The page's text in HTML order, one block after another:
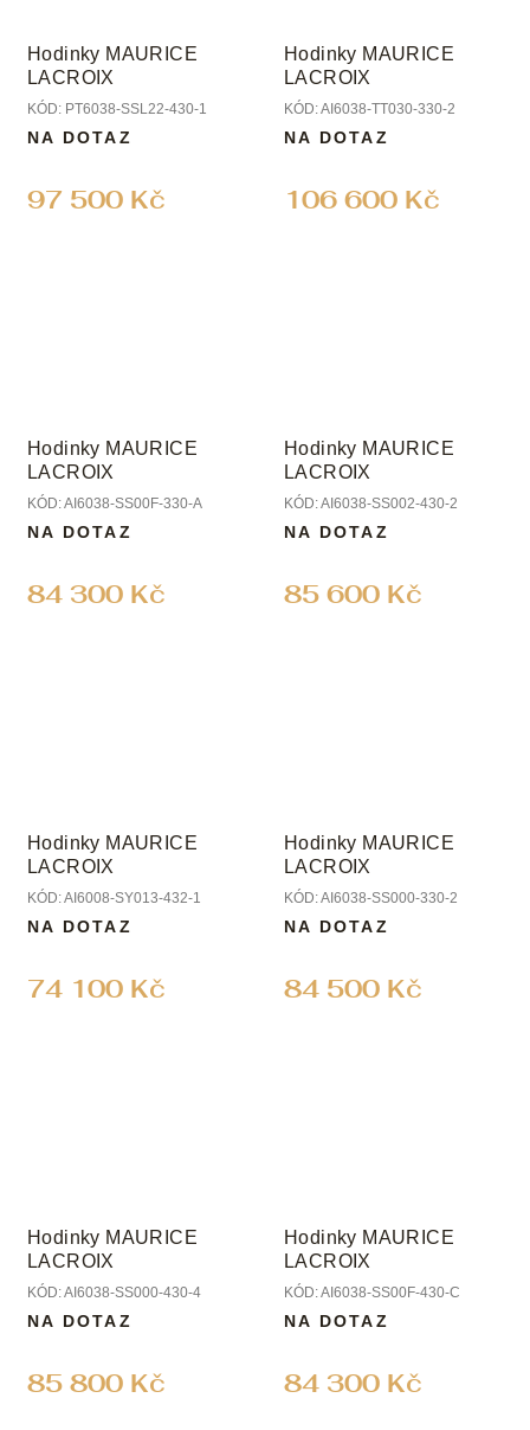
Hodinky MAURICE
LACROIX
KÓD: PT6038-SSL22-430-1
97 500 Kč
NA DOTAZ
Hodinky MAURICE
LACROIX
KÓD:AI6038-TT030-330-2
106 600 Kč
NA DOTAZ
Hodinky MAURICE
LACROIX
KÓD:AI6038-SS00F-330-A
84 300 Kč
NA DOTAZ
Hodinky MAURICE
LACROIX
KÓD:AI6038-SS002-430-2
85 600 Kč
NA DOTAZ
Hodinky MAURICE
LACROIX
KÓD:AI6008-SY013-432-1
74 100 Kč
NA DOTAZ
Hodinky MAURICE
LACROIX
KÓD:AI6038-SS000-330-2
84 500 Kč
NA DOTAZ
Hodinky MAURICE
LACROIX
KÓD:AI6038-SS000-430-4
85 800 Kč
NA DOTAZ
Hodinky MAURICE
LACROIX
KÓD:AI6038-SS00F-430-C
84 300 Kč
NA DOTAZ